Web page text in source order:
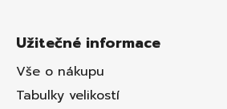
Užitečné informace
Vše o nákupu
Tabulky velikostí